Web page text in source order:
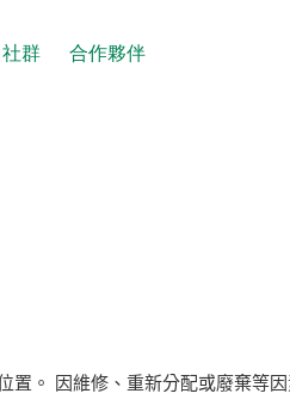
社群 合作夥伴
。 因維修、重新分配或廢棄等